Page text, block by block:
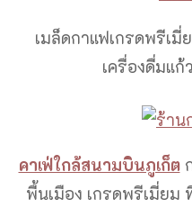
เมล็ดกาแฟเกรดพรีเ
เครื่องดื่มแ
คาเฟ่ใกล้สนามบินภูเก็ต
พื้นเมือง เกรดพรีเมี่ยม